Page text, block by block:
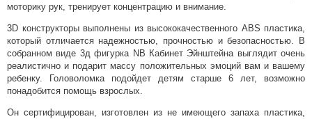
моторику рук, тренирует концентрацию и внимание.
3D конструкторы выполнены из высококачественного ABS пластика,
который отличается надежностью, прочностью и безопасностью. В
собранном виде 3д фигурка NB Кабинет Эйнштейна выглядит очень
реалистично и подарит массу положительных эмоций вам и вашему
ребенку. Головоломка подойдет детям старше 6 лет, возможно
понадобится помощь взрослых.
Он сертифицирован, изготовлен из не имеющего запаха пластика,